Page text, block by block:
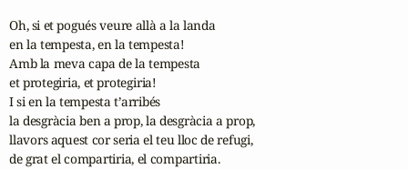
Oh, si et pogués veure allà a la landa
en la tempesta, en la tempesta!
Amb la meva capa de la tempesta
et protegiria, et protegiria!
I si en la tempesta t’arribés
la desgràcia ben a prop, la desgràcia a prop,
llavors aquest cor seria el teu lloc de refugi,
de grat el compartiria, el compartiria.